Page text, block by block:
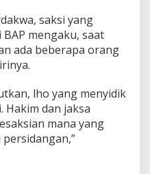
saksi yang
mengaku, saat
ada beberapa orang
lho yang menyidik
Hakim dan jaksa
mana yang